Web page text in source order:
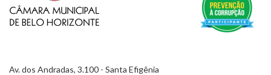
Av. dos Andradas, 3.100 - Santa Efigênia